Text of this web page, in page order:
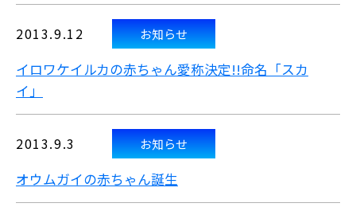
2013.9.12 お知らせ
イロワケイルカの赤ちゃん愛称決定!!命名「スカ
イ」
2013.9.3 お知らせ
オウムガイの赤ちゃん誕生